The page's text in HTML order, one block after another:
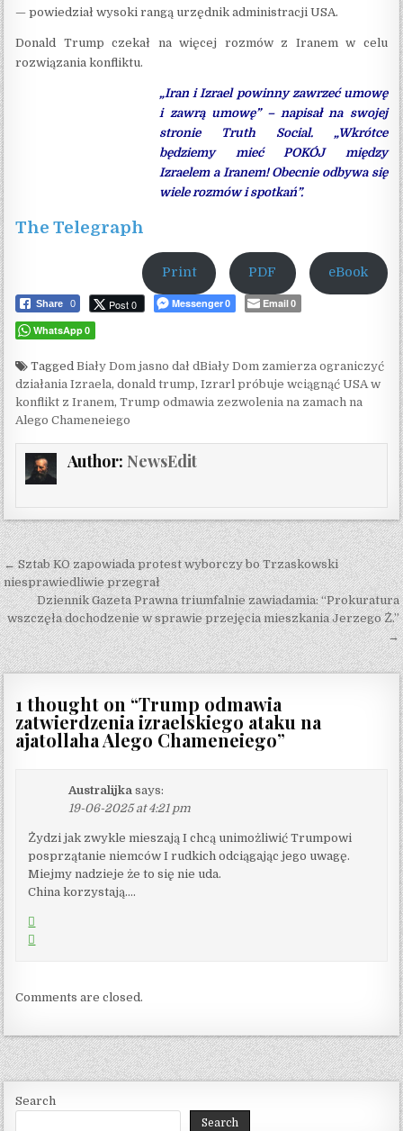
— powiedział wysoki rangą urzędnik administracji USA.
Donald Trump czekał na więcej rozmów z Iranem w celu
rozwiązania konfliktu.
„Iran i Izrael powinny zawrzeć umowę
i zawrą umowę” – napisał na swojej
stronie Truth Social. „Wkrótce
będziemy mieć POKÓJ między
Izraelem a Iranem! Obecnie odbywa się
wiele rozmów i spotkań”.
The Telegraph
Print PDF eBook
Share 0 Post 0 Messenger 0 Email 0
WhatsApp 0
TaggedBiały Dom jasno dał dBiały Dom zamierza ograniczyć
działania Izraela,donald trump,Izrarl próbuje wciągnąć USA w
konflikt z Iranem,Trump odmawia zezwolenia na zamach na
Alego Chameneiego
Author: NewsEdit
Post navigation
← Sztab KO zapowiada protest wyborczy bo Trzaskowski
niesprawiedliwie przegrał
Dziennik Gazeta Prawna triumfalnie zawiadamia: “Prokuratura
wszczęła dochodzenie w sprawie przejęcia mieszkania Jerzego Ż.”
→
1 thought on “Trump odmawia
zatwierdzenia izraelskiego ataku na
ajatollaha Alego Chameneiego”
Australijka says:
19-06-2025 at 4:21 pm
Żydzi jak zwykle mieszają I chcą unimożliwić Trumpowi
posprzątanie niemców I rudkich odciągając jego uwagę.
Miejmy nadzieje że to się nie uda.
China korzystają….
Comments are closed.
Search
Search